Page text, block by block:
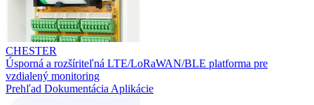
CHESTER
Úsporná a rozšíriteľná LTE/LoRaWAN/BLE platforma pre
vzdialený monitoring
Prehľad Dokumentácia Aplikácie